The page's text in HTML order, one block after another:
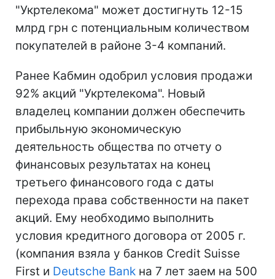
"Укртелекома" может достигнуть 12-15
млрд грн с потенциальным количеством
покупателей в районе 3-4 компаний.
Ранее Кабмин одобрил условия продажи
92% акций "Укртелекома". Новый
владелец компании должен обеспечить
прибыльную экономическую
деятельность общества по отчету о
финансовых результатах на конец
третьего финансового года с даты
перехода права собственности на пакет
акций. Ему необходимо выполнить
условия кредитного договора от 2005 г.
(компания взяла у банков Credit Suisse
First и Deutsche Bank на 7 лет заем на 500